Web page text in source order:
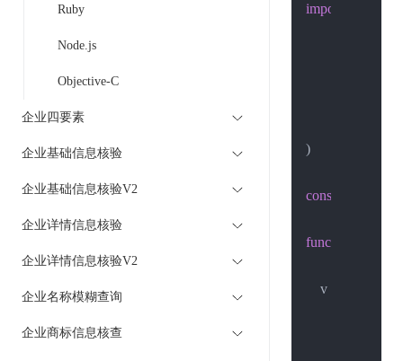
Ruby
Node.js
Objective-C
企业四要素
企业基础信息核验
企业基础信息核验V2
企业详情信息核验
企业详情信息核验V2
企业名称模糊查询
企业商标信息核查
import
)
const
func
v :=